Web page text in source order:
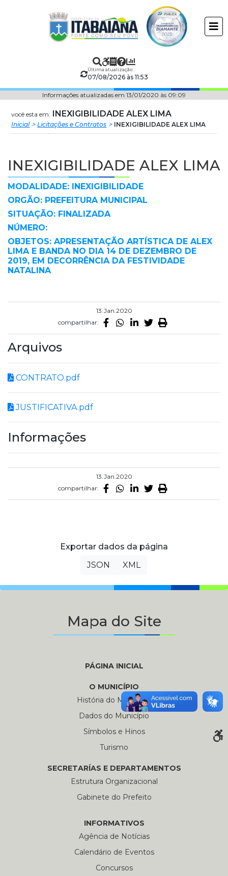
Prefeitura
Municipal
Itabaiana
Última atualização:
07/08/2026 às 11:53
Informações atualizadas em 13/01/2020 às 09:09
você esta em: INEXIGIBILIDADE ALEX LIMA
Inicial Licitações e Contratos INEXIGIBILIDADE ALEX LIMA
INEXIGIBILIDADE ALEX LIMA
MODALIDADE: INEXIGIBILIDADE
ORGÃO: PREFEITURA MUNICIPAL
SITUAÇÃO: FINALIZADA
NÚMERO:
OBJETOS: APRESENTAÇÃO ARTÍSTICA DE ALEX
LIMA E BANDA NO DIA 14 DE DEZEMBRO DE
2019, EM DECORRÊNCIA DA FESTIVIDADE
NATALINA
13.Jan.2020
compartilhar:
Arquivos
CONTRATO.pdf
JUSTIFICATIVA.pdf
Informações
13.Jan.2020
compartilhar:
Exportar dados da página
JSON
XML
Mapa do Site
PÁGINA INICIAL
O MUNICÍPIO
História do Município
Dados do Município
Símbolos e Hinos
Turismo
SECRETARÍAS E DEPARTAMENTOS
Estrutura Organizacional
Gabinete do Prefeito
INFORMATIVOS
Agência de Notícias
Calendário de Eventos
Concursos